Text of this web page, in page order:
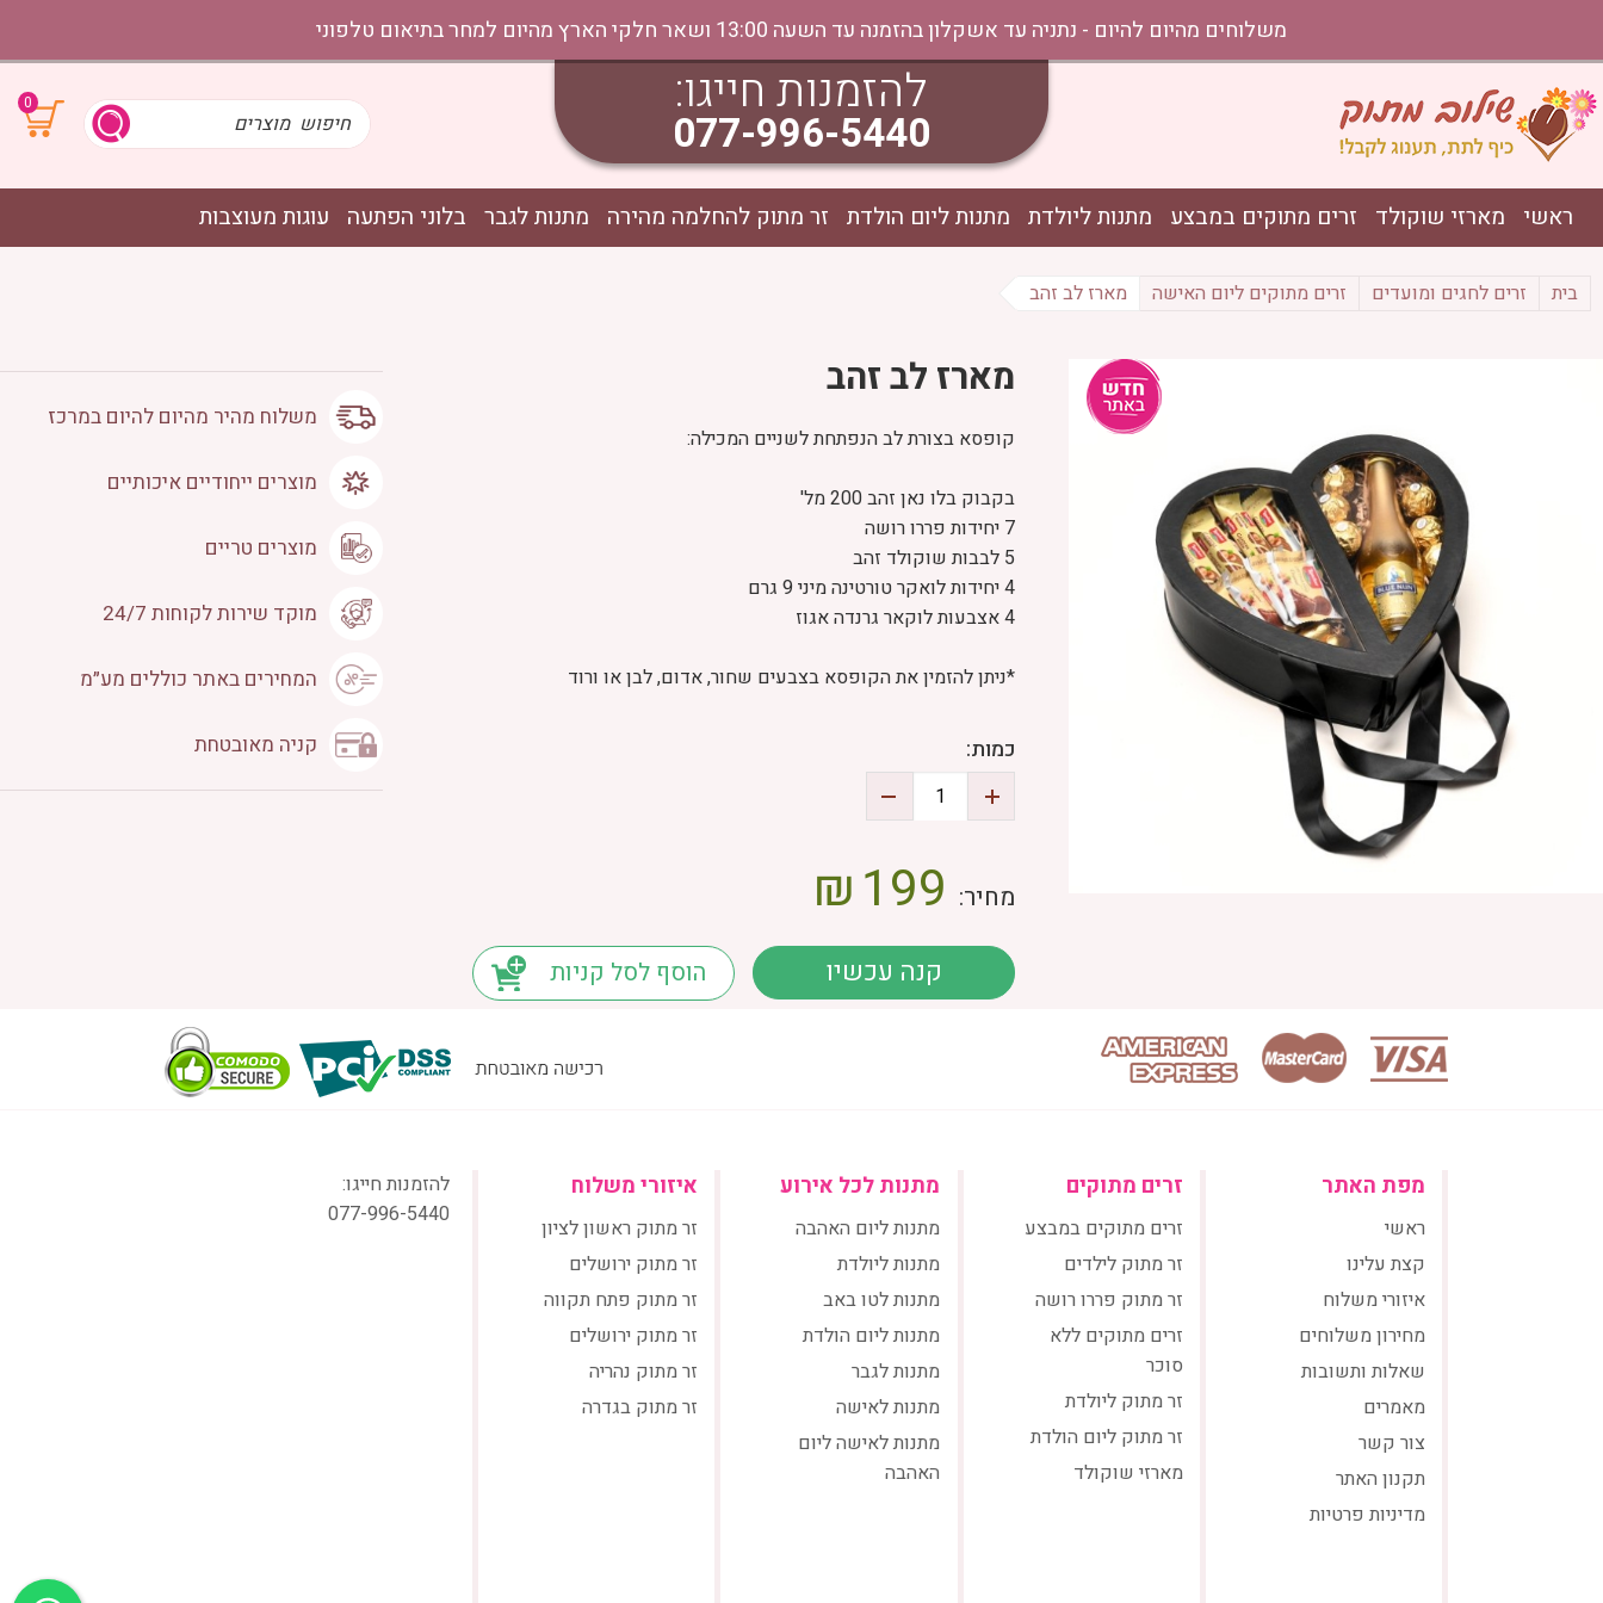
משלוחים מהיום להיום - נתניה עד אשקלון בהזמנה עד השעה 13:00 ושאר חלקי הארץ מהיום למחר בתיאום טלפוני
להזמנות חייגו:
077-996-5440
0
ראשי מארזי שוקולד זרים מתוקים במבצע מתנות ליולדת מתנות ליום הולדת זר מתוק להחלמה מהירה מתנות לגבר בלוני הפתעה עוגות מעוצבות
בית זרים לחגים ומועדים זרים מתוקים ליום האישה מארז לב זהב
מארז לב זהב
קופסא בצורת לב הנפתחת לשניים המכילה:
בקבוק בלו נאן זהב 200 מל'
7 יחידות פררו רושה
5 לבבות שוקולד זהב
4 יחידות לואקר טורטינה מיני 9 גרם
4 אצבעות לוקאר גרנדה אגוז
*ניתן להזמין את הקופסא בצבעים שחור, אדום, לבן או ורוד
כמות:
מחיר: 199
₪
קנה עכשיו הוסף לסל קניות
משלוח מהיר מהיום להיום במרכז
מוצרים ייחודיים איכותיים
מוצרים טריים
מוקד שירות לקוחות 24/7
המחירים באתר כוללים מע״מ
קניה מאובטחת
מפת האתר
ראשי
קצת עלינו
איזורי משלוח
מחירון משלוחים
שאלות ותשובות
מאמרים
צור קשר
תקנון האתר
מדיניות פרטיות
זרים מתוקים
זרים מתוקים במבצע
זר מתוק לילדים
זר מתוק פררו רושה
זרים מתוקים ללא
סוכר
זר מתוק ליולדת
זר מתוק ליום הולדת
מארזי שוקולד
מתנות לכל אירוע
מתנות ליום האהבה
מתנות ליולדת
מתנות לטו באב
מתנות ליום הולדת
מתנות לגבר
מתנות לאישה
מתנות לאישה ליום
האהבה
איזורי משלוח
זר מתוק ראשון לציון
זר מתוק ירושלים
זר מתוק פתח תקווה
זר מתוק ירושלים
זר מתוק נהריה
זר מתוק בגדרה
להזמנות חייגו:
077-996-5440